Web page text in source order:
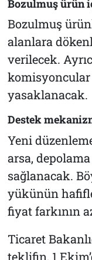
Bozulmuş ürün
Bozulmuş
alanlara
verilecek.
komisyoncular
yasaklanacak.
Destek
Yeni
arsa,
sağlanacak.
yükünün
fiyat farkının
Ticaret
teklifin, 1